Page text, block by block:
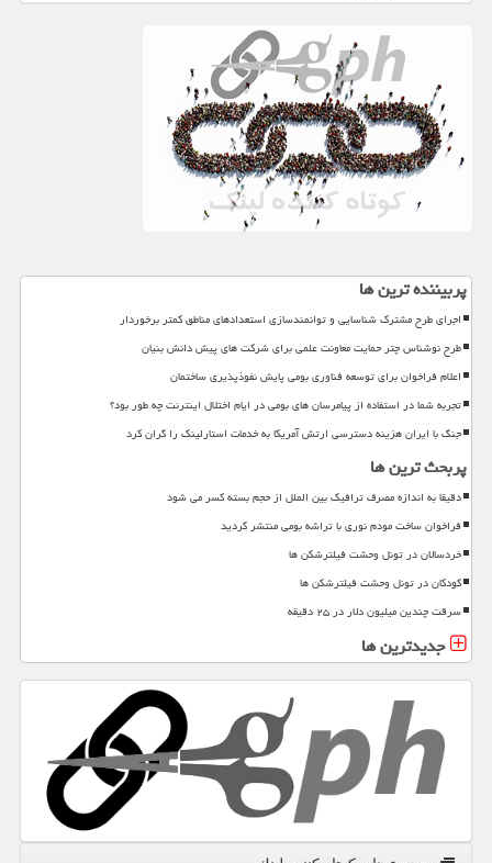
پربیننده ترین ها
اجرای طرح مشترک شناسایی و توانمندسازی استعدادهای مناطق کمتر برخوردار
طرح نوشناس چتر حمایت معاونت علمی برای شرکت های پیش دانش بنیان
اعلام فراخوان برای توسعه فناوری بومی پایش نفوذپذیری ساختمان
تجربه شما در استفاده از پیامرسان های بومی در ایام اختلال اینترنت چه طور بود؟
جنگ با ایران هزینه دسترسی ارتش آمریکا به خدمات استارلینک را گران کرد
پربحث ترین ها
دقیقا به اندازه مصرف ترافیک بین الملل از حجم بسته کسر می شود
فراخوان ساخت مودم نوری با تراشه بومی منتشر گردید
خردسالان در تونل وحشت فیلترشکن ها
کودکان در تونل وحشت فیلترشکن ها
سرقت چندین میلیون دلار در ۲۵ دقیقه
جدیدترین ها